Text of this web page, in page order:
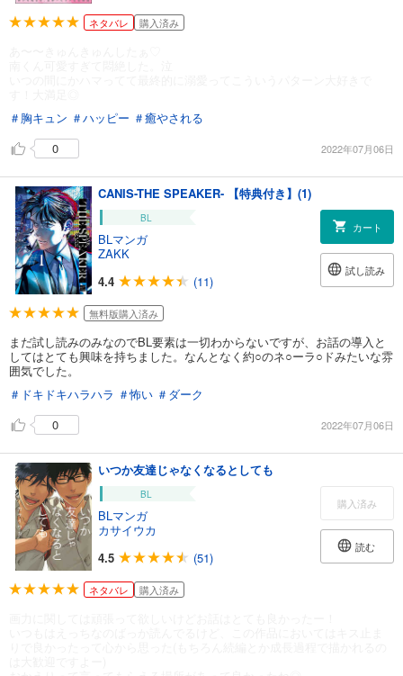
ネタバレ 購入済み
＃胸キュン ＃ハッピー ＃癒やされる
0
2022年07月06日
CANIS-THE SPEAKER- 【特典付き】(1)
BL
BLマンガ
ZAKK
4.4
(11)
カート
試し読み
無料版購入済み
まだ試し読みのみなのでBL要素は一切わからないですが、お話の導入と
してはとても興味を持ちました。なんとなく約○のネ○ーラ○ドみたいな雰
囲気でした。
＃ドキドキハラハラ ＃怖い ＃ダーク
0
2022年07月06日
いつか友達じゃなくなるとしても
BL
BLマンガ
カサイウカ
4.5
(51)
購入済み
読む
ネタバレ 購入済み